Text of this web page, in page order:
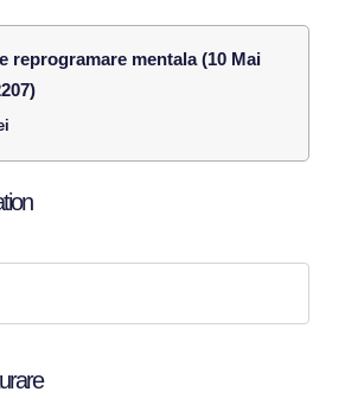
reprogramare mentala (10 Mai